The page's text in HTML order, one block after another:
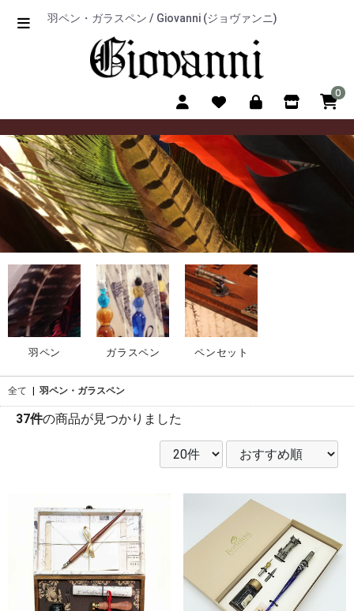
羽ペン・ガラスペン / Giovanni (ジョヴァンニ)
0
羽ペン ガラスペン ペンセット
全て 羽ペン・ガラスペン
37件の商品が見つかりました